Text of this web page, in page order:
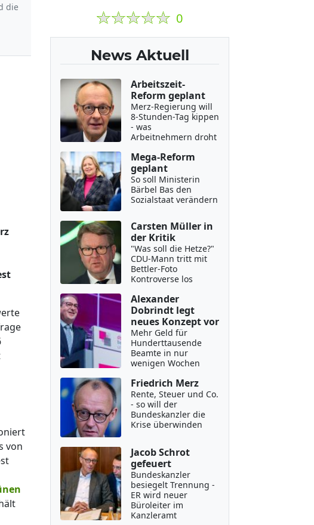
die
von
0
News Aktuell
Arbeitszeit-
Reform geplant
Merz-Regierung will
8-Stunden-Tag kippen
- was
Arbeitnehmern droht
Mega-Reform
geplant
So soll Ministerin
Bärbel Bas den
Sozialstaat verändern
Carsten Müller in
der Kritik
"Was soll die Hetze?"
CDU-Mann tritt mit
Bettler-Foto
Kontroverse los
Alexander
Dobrindt legt
neues Konzept vor
Mehr Geld für
Hunderttausende
Beamte in nur
wenigen Wochen
Friedrich Merz
Rente, Steuer und Co.
- so will der
Bundeskanzler die
Krise überwinden
Jacob Schrot
gefeuert
Bundeskanzler
besiegelt Trennung -
ER wird neuer
Büroleiter im
Kanzleramt